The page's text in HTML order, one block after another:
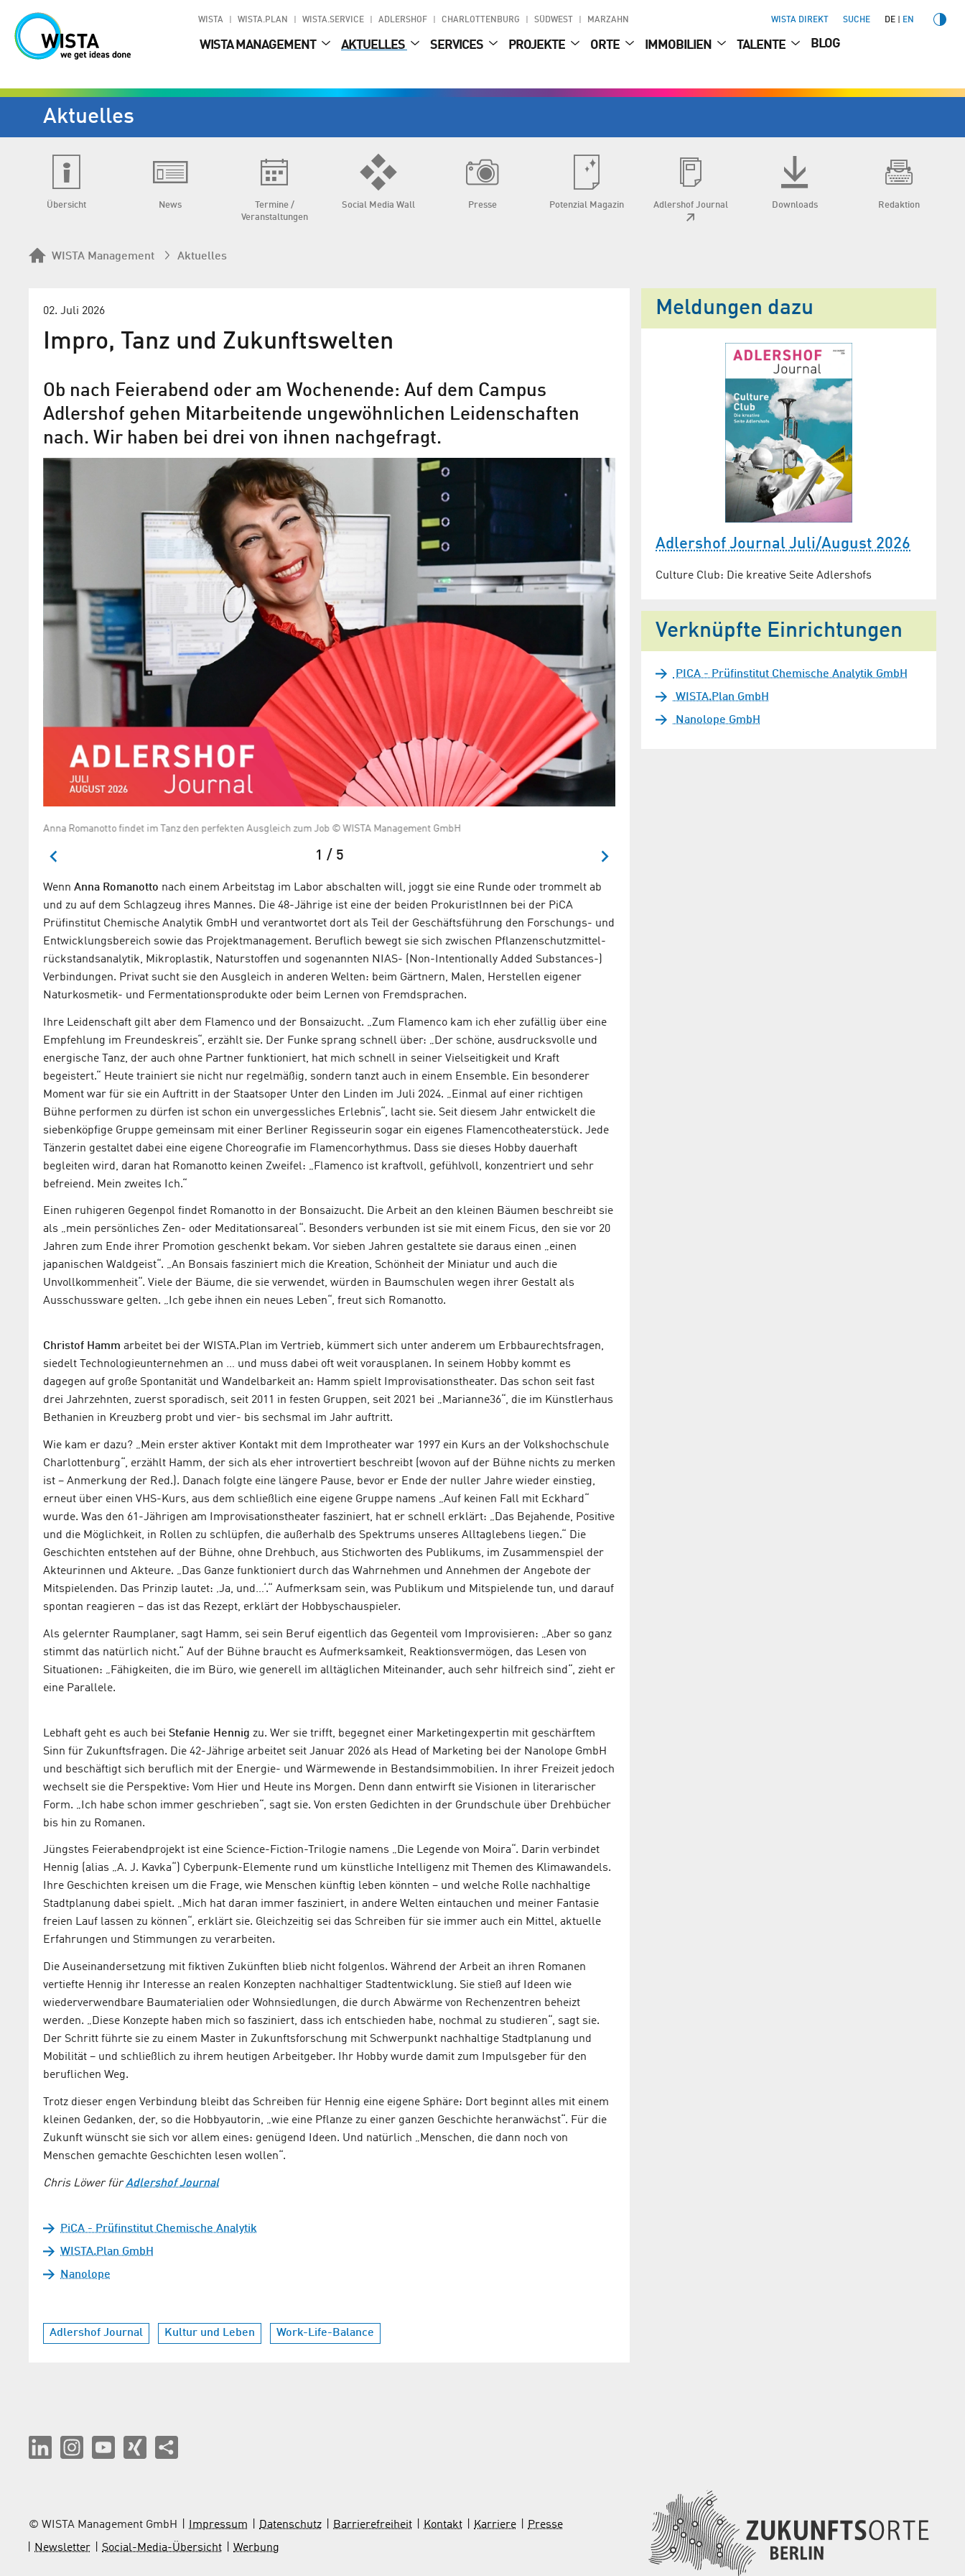
WISTA WISTA.PLAN WISTA.SERVICE ADLERSHOF CHARLOTTENBURG SÜDWEST MARZAHN WISTA DIREKT SUCHE DE EN
WISTA MANAGEMENT AKTUELLES SERVICES PROJEKTE ORTE IMMOBILIEN TALENTE BLOG
Aktuelles
Übersicht News
Termine /
Veranstaltungen
Social Media Wall Presse Potenzial Magazin Adlershof Journal Downloads Redaktion
WISTA Management Aktuelles
02. Juli 2026
Impro, Tanz und Zukunftswelten
Ob nach Feierabend oder am Wochenende: Auf dem Campus
Adlershof gehen Mitarbeitende ungewöhnlichen Leidenschaften
nach. Wir haben bei drei von ihnen nachgefragt.
Anna Romanotto findet im Tanz den perfekten Ausgleich zum Job © WISTA Management GmbH
1 / 5
Wenn Anna Romanotto nach einem Arbeitstag im Labor abschalten will, joggt sie eine Runde oder trommelt ab
und zu auf dem Schlagzeug ihres Mannes. Die 48-Jährige ist eine der beiden ProkuristInnen bei der PiCA
Prüfinstitut Chemische Analytik GmbH und verantwortet dort als Teil der Geschäftsführung den Forschungs- und
Entwicklungsbereich sowie das Projektmanagement. Beruflich bewegt sie sich zwischen Pflanzenschutzmittel­
rückstands­analytik, Mikroplastik, Naturstoffen und sogenannten NIAS- (Non-Intentionally Added Substances-)
Verbindungen. Privat sucht sie den Ausgleich in anderen Welten: beim Gärtnern, Malen, Herstellen eigener
Naturkosmetik- und Fermentationsprodukte oder beim Lernen von Fremdsprachen.
Ihre Leidenschaft gilt aber dem Flamenco und der Bonsaizucht. „Zum Flamenco kam ich eher zufällig über eine
Empfehlung im Freundeskreis“, erzählt sie. Der Funke sprang schnell über: „Der schöne, ausdrucksvolle und
energische Tanz, der auch ohne Partner funktioniert, hat mich schnell in seiner Vielseitigkeit und Kraft
begeistert.“ Heute trainiert sie nicht nur regelmäßig, sondern tanzt auch in einem Ensemble. Ein besonderer
Moment war für sie ein Auftritt in der Staatsoper Unter den Linden im Juli 2024. „Einmal auf einer richtigen
Bühne performen zu dürfen ist schon ein unvergessliches Erlebnis“, lacht sie. Seit diesem Jahr entwickelt die
siebenköpfige Gruppe gemeinsam mit einer Berliner Regisseurin sogar ein eigenes Flamencotheaterstück. Jede
Tänzerin gestaltet dabei eine eigene Choreografie im Flamencorhythmus. Dass sie dieses Hobby dauerhaft
begleiten wird, daran hat Romanotto keinen Zweifel: „Flamenco ist kraftvoll, gefühlvoll, konzentriert und sehr
befreiend. Mein zweites Ich.“
Einen ruhigeren Gegenpol findet Romanotto in der Bonsaizucht. Die Arbeit an den kleinen Bäumen beschreibt sie
als „mein persönliches Zen- oder Meditationsareal“. Besonders verbunden ist sie mit einem Ficus, den sie vor 20
Jahren zum Ende ihrer Promotion geschenkt bekam. Vor sieben Jahren gestaltete sie daraus einen „einen
japanischen Waldgeist“. „An Bonsais fasziniert mich die Kreation, Schönheit der Miniatur und auch die
Unvollkommenheit“. Viele der Bäume, die sie verwendet, würden in Baumschulen wegen ihrer Gestalt als
Ausschussware gelten. „Ich gebe ihnen ein neues Leben“, freut sich Romanotto.
Christof Hamm arbeitet bei der WISTA.Plan im Vertrieb, kümmert sich unter anderem um Erbbaurechtsfragen,
siedelt Technologieunternehmen an … und muss dabei oft weit vorausplanen. In seinem Hobby kommt es
dagegen auf große Spontanität und Wandelbarkeit an: Hamm spielt Improvisationstheater. Das schon seit fast
drei Jahrzehnten, zuerst sporadisch, seit 2011 in festen Gruppen, seit 2021 bei „Marianne36“, die im Künstlerhaus
Bethanien in Kreuzberg probt und vier- bis sechsmal im Jahr auftritt.
Wie kam er dazu? „Mein erster aktiver Kontakt mit dem Improtheater war 1997 ein Kurs an der Volkshochschule
Charlottenburg“, erzählt Hamm, der sich als eher introvertiert beschreibt (wovon auf der Bühne nichts zu merken
ist – Anmerkung der Red.). Danach folgte eine längere Pause, bevor er Ende der nuller Jahre wieder einstieg,
erneut über einen VHS-Kurs, aus dem schließlich eine eigene Gruppe namens „Auf keinen Fall mit Eckhard“
wurde. Was den 61-Jährigen am Improvisationstheater fasziniert, hat er schnell erklärt: „Das Bejahende, Positive
und die Möglichkeit, in Rollen zu schlüpfen, die außerhalb des Spektrums unseres Alltaglebens liegen.“ Die
Geschichten entstehen auf der Bühne, ohne Drehbuch, aus Stichworten des Publikums, im Zusammenspiel der
Akteurinnen und Akteure. „Das Ganze funktioniert durch das Wahrnehmen und Annehmen der Angebote der
Mitspielenden. Das Prinzip lautet: ‚Ja, und…‘.“ Aufmerksam sein, was Publikum und Mitspielende tun, und darauf
spontan reagieren – das ist das Rezept, erklärt der Hobbyschauspieler.
Als gelernter Raumplaner, sagt Hamm, sei sein Beruf eigentlich das Gegenteil vom Improvisieren: „Aber so ganz
stimmt das natürlich nicht.“ Auf der Bühne braucht es Aufmerksamkeit, Reaktionsvermögen, das Lesen von
Situationen: „Fähigkeiten, die im Büro, wie generell im alltäglichen Miteinander, auch sehr hilfreich sind“, zieht er
eine Parallele.
Lebhaft geht es auch bei Stefanie Hennig zu. Wer sie trifft, begegnet einer Marketingexpertin mit geschärftem
Sinn für Zukunftsfragen. Die 42-Jährige arbeitet seit Januar 2026 als Head of Marketing bei der Nanolope GmbH
und beschäftigt sich beruflich mit der Energie- und Wärmewende in Bestandsimmobilien. In ihrer Freizeit jedoch
wechselt sie die Perspektive: Vom Hier und Heute ins Morgen. Denn dann entwirft sie Visionen in literarischer
Form. „Ich habe schon immer geschrieben“, sagt sie. Von ersten Gedichten in der Grundschule über Drehbücher
bis hin zu Romanen.
Jüngstes Feierabendprojekt ist eine Science-Fiction-Trilogie namens „Die Legende von Moira“. Darin verbindet
Hennig (alias „A. J. Kavka“) Cyberpunk-Elemente rund um künstliche Intelligenz mit Themen des Klimawandels.
Ihre Geschichten kreisen um die Frage, wie Menschen künftig leben könnten – und welche Rolle nachhaltige
Stadtplanung dabei spielt. „Mich hat daran immer fasziniert, in andere Welten eintauchen und meiner Fantasie
freien Lauf lassen zu können“, erklärt sie. Gleichzeitig sei das Schreiben für sie immer auch ein Mittel, aktuelle
Erfahrungen und Stimmungen zu verarbeiten.
Die Auseinandersetzung mit fiktiven Zukünften blieb nicht folgenlos. Während der Arbeit an ihren Romanen
vertiefte Hennig ihr Interesse an realen Konzepten nachhaltiger Stadtentwicklung. Sie stieß auf Ideen wie
wiederverwendbare Baumaterialien oder Wohnsiedlungen, die durch Abwärme von Rechenzentren beheizt
werden. „Diese Konzepte haben mich so fasziniert, dass ich entschieden habe, nochmal zu studieren“, sagt sie.
Der Schritt führte sie zu einem Master in Zukunftsforschung mit Schwerpunkt nachhaltige Stadtplanung und
Mobilität – und schließlich zu ihrem heutigen Arbeitgeber. Ihr Hobby wurde damit zum Impulsgeber für den
beruflichen Weg.
Trotz dieser engen Verbindung bleibt das Schreiben für Hennig eine eigene Sphäre: Dort beginnt alles mit einem
kleinen Gedanken, der, so die Hobbyautorin, „wie eine Pflanze zu einer ganzen Geschichte heranwächst“. Für die
Zukunft wünscht sie sich vor allem eines: genügend Ideen. Und natürlich „Menschen, die dann noch von
Menschen gemachte Geschichten lesen wollen“.
Chris Löwer fürAdlershof Journal
PiCA - Prüfinstitut Chemische Analytik
WISTA.Plan GmbH
Nanolope
Adlershof Journal Kultur und Leben Work-Life-Balance
Meldungen dazu
Adlershof Journal Juli/August 2026
Culture Club: Die kreative Seite Adlershofs
Verknüpfte Einrichtungen
PICA - Prüfinstitut Chemische Analytik GmbH
WISTA.Plan GmbH
Nanolope GmbH
© WISTA Management GmbH Impressum Datenschutz Barrierefreiheit Kontakt Karriere
Presse
Newsletter
Social-Media-Übersicht Werbung